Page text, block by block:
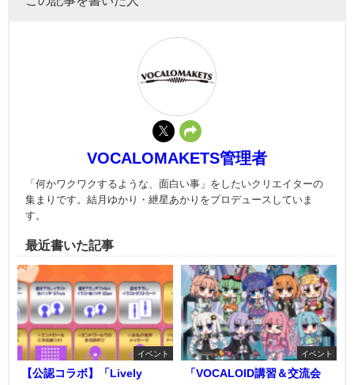
VOCALOMAKETS管理者
「何かワクワクするような、面白い事」をしたいクリエイターの
集まりです。結月ゆかり・紲星あかりをプロデュースしていま
す。
最近書いた記事
イベント
【公認コラボ】「Lively
イベント
「VOCALOID講習＆交流会